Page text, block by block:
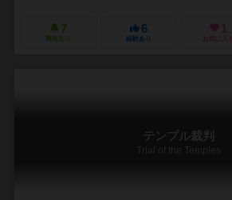
7
興味あり
6
経験あり
1
お気に入り
テンプル裁判
Trial of the Temples